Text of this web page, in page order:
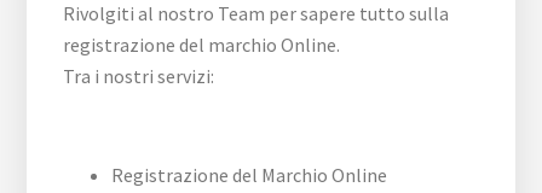
Rivolgiti al nostro Team per sapere tutto sulla
registrazione del marchio Online.
Tra i nostri servizi:
Registrazione del Marchio Online